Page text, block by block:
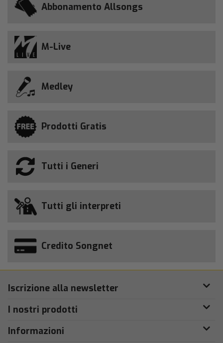
Abbonamento Allsongs
M-Live
Medley
Prodotti Gratis
Tutti i Generi
Tutti gli interpreti
Credito Songnet
Iscrizione alla newsletter
I nostri prodotti
Informazioni